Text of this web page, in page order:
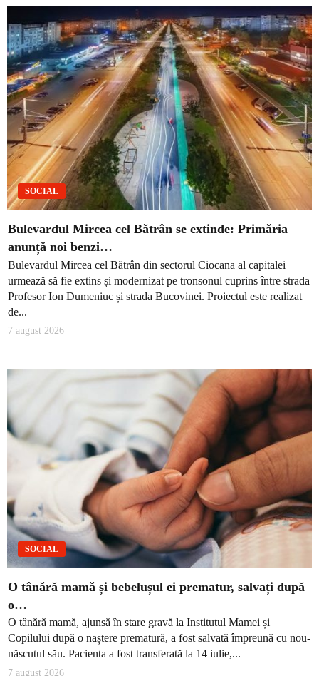
SOCIAL
Bulevardul Mircea cel Bătrân se extinde: Primăria
anunță noi benzi…
Bulevardul Mircea cel Bătrân din sectorul Ciocana al capitalei
urmează să fie extins și modernizat pe tronsonul cuprins între strada
Profesor Ion Dumeniuc și strada Bucovinei. Proiectul este realizat
de...
7 august 2026
SOCIAL
O tânără mamă și bebelușul ei prematur, salvați după
o…
O tânără mamă, ajunsă în stare gravă la Institutul Mamei și
Copilului după o naștere prematură, a fost salvată împreună cu nou-
născutul său. Pacienta a fost transferată la 14 iulie,...
7 august 2026